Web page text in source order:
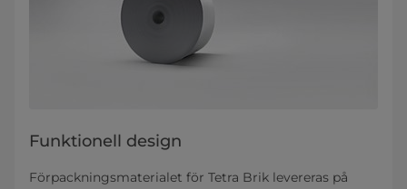
Funktionell design
Förpackningsmaterialet för Tetra Brik levereras på